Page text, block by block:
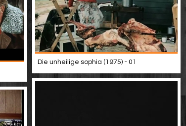
Die unheilige sophia (1975) - 01